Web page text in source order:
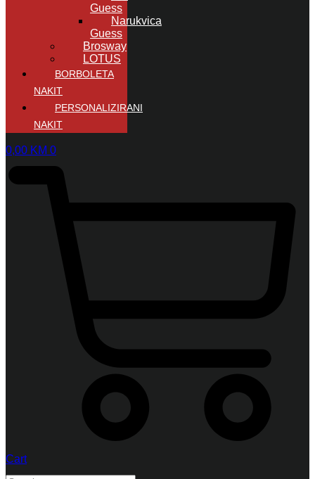
Guess
Narukvica
Guess
Brosway
LOTUS
BORBOLETA
NAKIT
PERSONALIZIRANI
NAKIT
0,00 KM 0
Cart